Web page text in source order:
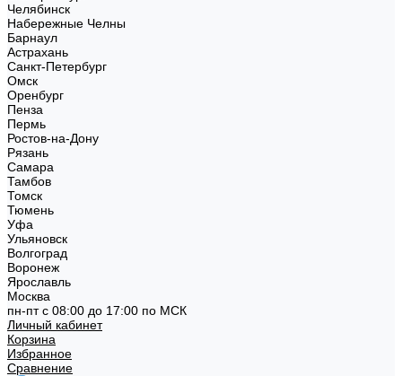
Челябинск
Набережные Челны
Барнаул
Астрахань
Санкт-Петербург
Омск
Оренбург
Пенза
Пермь
Ростов-на-Дону
Рязань
Самара
Тамбов
Томск
Тюмень
Уфа
Ульяновск
Волгоград
Воронеж
Ярославль
Москва
пн-пт с 08:00 до 17:00 по МСК
Личный кабинет
Корзина
Избранное
Сравнение